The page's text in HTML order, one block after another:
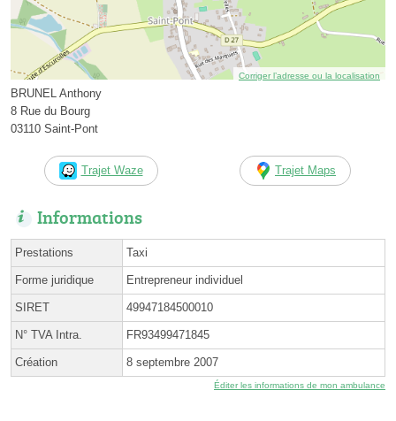
Corriger l’adresse ou la localisation
BRUNEL Anthony
8 Rue du Bourg
03110 Saint-Pont
Trajet Waze Trajet Maps
Informations
Prestations Taxi
Forme juridique Entrepreneur individuel
SIRET 49947184500010
N° TVA Intra. FR93499471845
Création 8 septembre 2007
Éditer les informations de mon ambulance